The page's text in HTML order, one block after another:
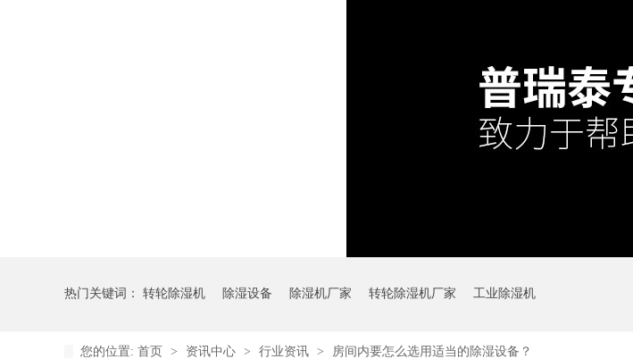
热门关键词： 转轮除湿机 除湿设备 除湿机厂家 转轮除湿机厂家 工业除湿机
您的位置: 首页 > 资讯中心 > 行业资讯 > 房间内要怎么选用适当的除湿设备？